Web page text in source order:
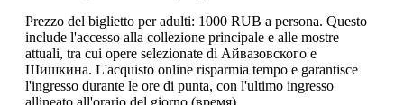
Prezzo del biglietto per adulti: 1000 RUB a persona. Questo
include l'accesso alla collezione principale e alle mostre
attuali, tra cui opere selezionate di Айвазовского e
Шишкина. L'acquisto online risparmia tempo e garantisce
l'ingresso durante le ore di punta, con l'ultimo ingresso